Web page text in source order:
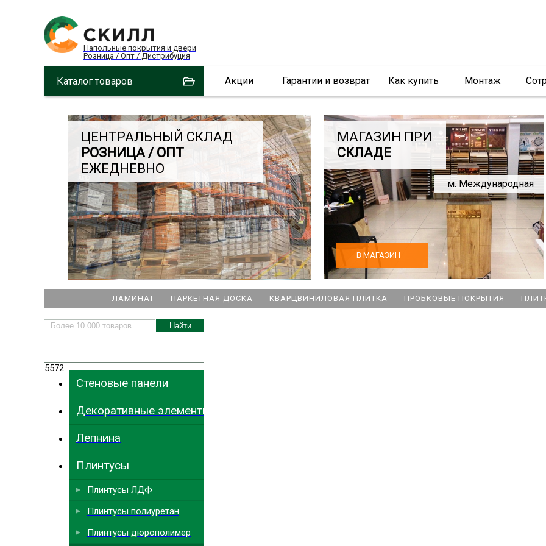
Напольные покрытия и двери
Розница / Опт / Дистрибуция
Каталог товаров Акции Гарантии и возврат Как купить Монтаж
ЦЕНТРАЛЬНЫЙ СКЛАД
РОЗНИЦА / ОПТ
ЕЖЕДНЕВНО
МАГАЗИН ПРИ
СКЛАДЕ
м. Международная
В МАГАЗИН
НАШИ МАГАЗИНЫ
Выбрать
ЛАМИНАТ ПАРКЕТНАЯ ДОСКА КВАРЦВИНИЛОВАЯ ПЛИТКА ПРОБКОВЫЕ ПОКРЫТИЯ
5572
Стеновые панели
Декоративные элементы
Лепнина
Плинтусы
Плинтусы ЛДФ
Плинтусы полиуретан
Плинтусы дюрополимер